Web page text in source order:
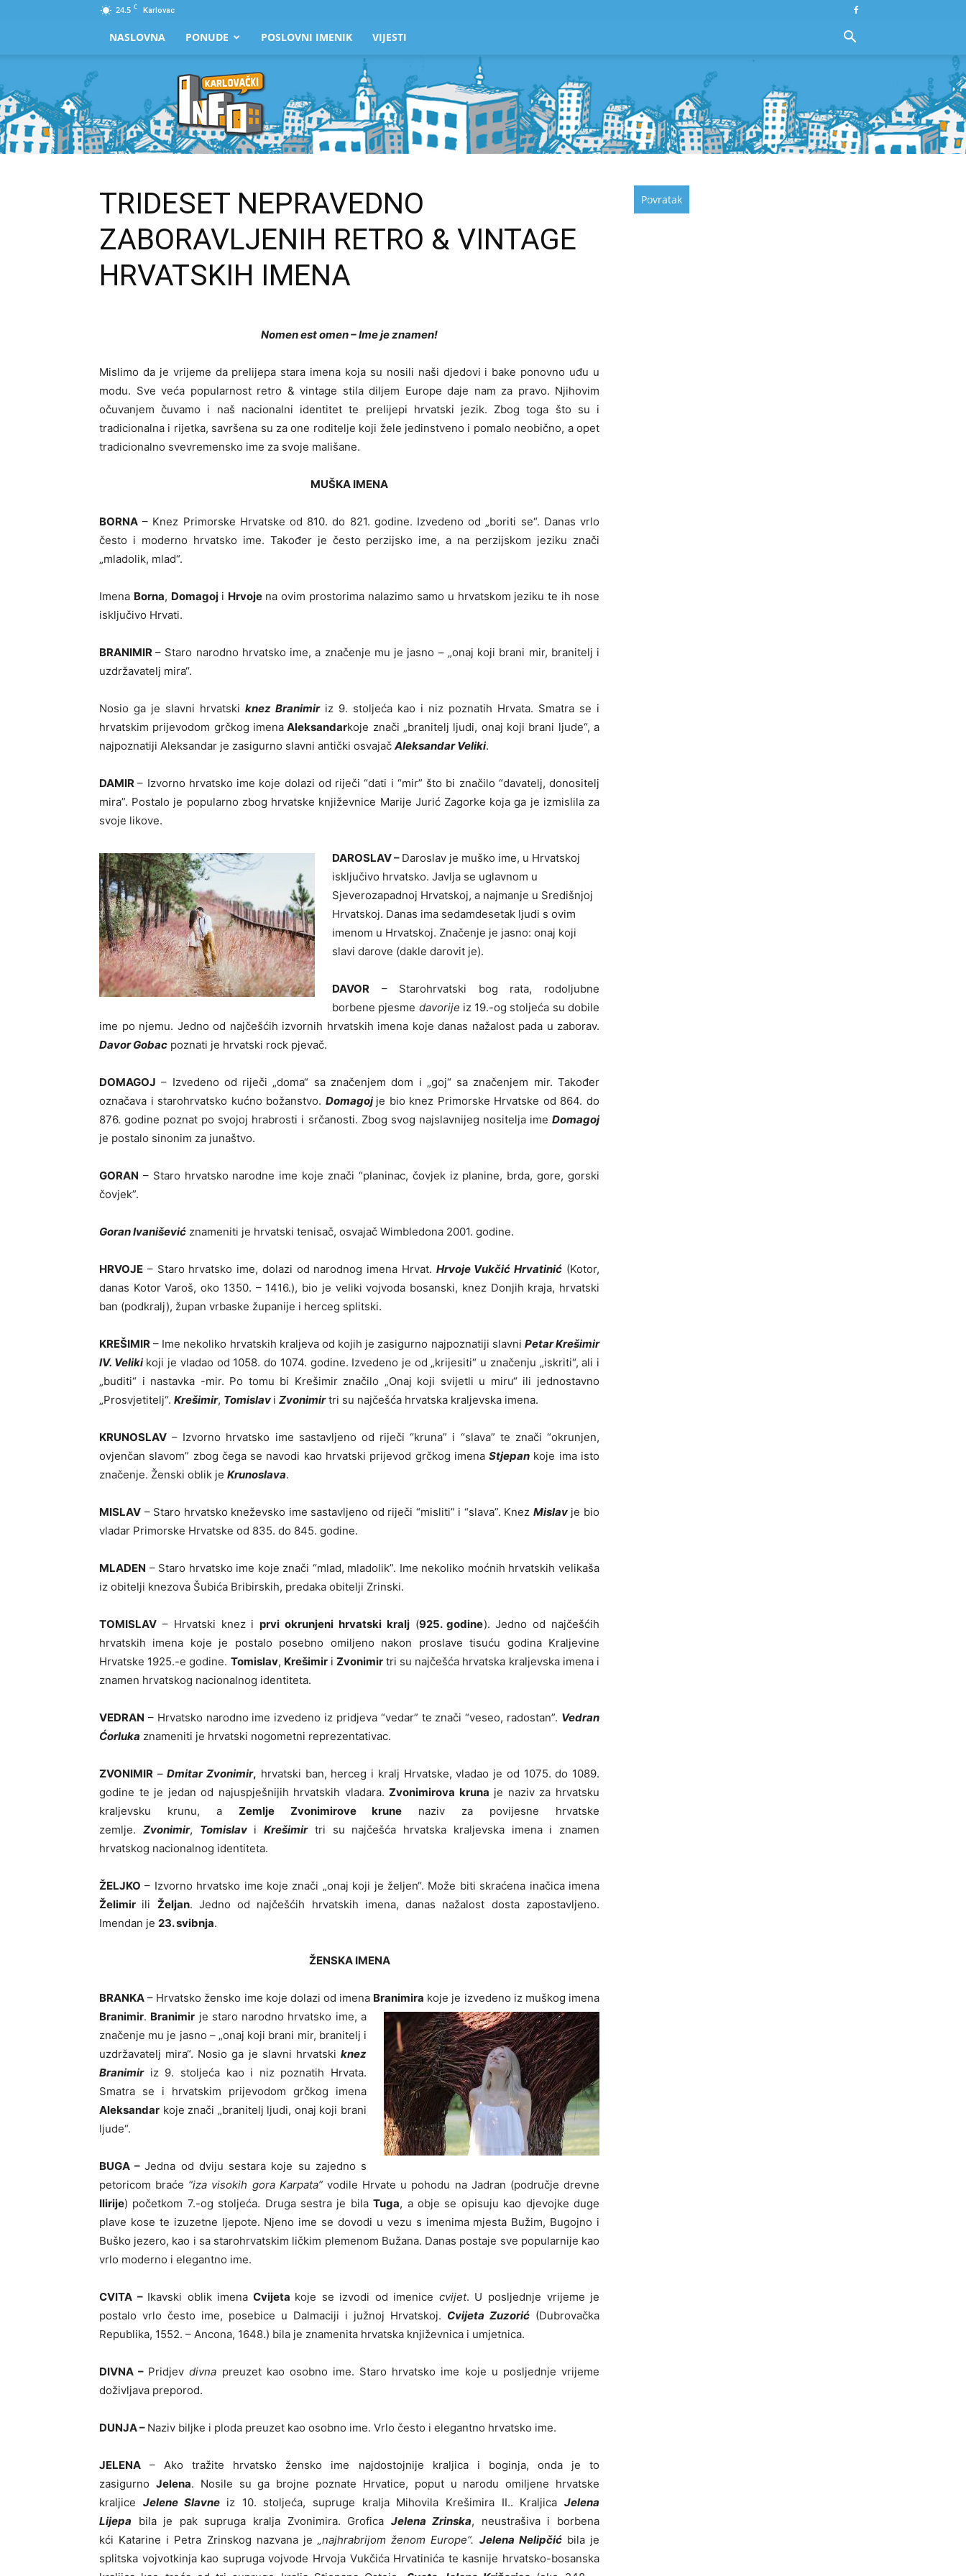
24.5 C Karlovac
NASLOVNA PONUDE POSLOVNI IMENIK VIJESTI
Karlovački
TRIDESET NEPRAVEDNO
ZABORAVLJENIH RETRO & VINTAGE
HRVATSKIH IMENA
Nomen est omen – Ime je znamen!
Mislimo da je vrijeme da prelijepa stara imena koja su nosili naši djedovi i bake ponovno uđu u
modu. Sve veća popularnost retro & vintage stila diljem Europe daje nam za pravo. Njihovim
očuvanjem čuvamo i naš nacionalni identitet te prelijepi hrvatski jezik. Zbog toga što su i
tradicionalna i rijetka, savršena su za one roditelje koji žele jedinstveno i pomalo neobično, a opet
tradicionalno svevremensko ime za svoje mališane.
MUŠKA IMENA
BORNA – Knez Primorske Hrvatske od 810. do 821. godine. Izvedeno od „boriti se“. Danas vrlo
često i moderno hrvatsko ime. Također je često perzijsko ime, a na perzijskom jeziku znači
„mladolik, mlad“.
Imena Borna, Domagoj i Hrvojena ovim prostorima nalazimo samo u hrvatskom jeziku te ih nose
isključivo Hrvati.
BRANIMIR– Staro narodno hrvatsko ime, a značenje mu je jasno – „onaj koji brani mir, branitelj i
uzdržavatelj mira“.
Nosio ga je slavni hrvatski knez Branimiriz 9. stoljeća kao i niz poznatih Hrvata. Smatra se i
hrvatskim prijevodom grčkog imena Aleksandarkoje znači „branitelj ljudi, onaj koji brani ljude“, a
najpoznatiji Aleksandar je zasigurno slavni antički osvajač Aleksandar Veliki.
DAMIR– Izvorno hrvatsko ime koje dolazi od riječi “dati i “mir” što bi značilo “davatelj, donositelj
mira”. Postalo je popularno zbog hrvatske književnice Marije Jurić Zagorke koja ga je izmislila za
svoje likove.
DAROSLAV – Daroslav je muško ime, u Hrvatskoj
isključivo hrvatsko. Javlja se uglavnom u
Sjeverozapadnoj Hrvatskoj, a najmanje u Središnjoj
Hrvatskoj. Danas ima sedamdesetak ljudi s ovim
imenom u Hrvatskoj. Značenje je jasno: onaj koji
slavi darove (dakle darovit je).
DAVOR – Starohrvatski bog rata, rodoljubne
borbene pjesme davorije iz 19.-og stoljeća su dobile
ime po njemu. Jedno od najčešćih izvornih hrvatskih imena koje danas nažalost pada u zaborav.
Davor Gobac poznati je hrvatski rock pjevač.
DOMAGOJ – Izvedeno od riječi „doma“ sa značenjem dom i „goj“ sa značenjem mir. Također
označava i starohrvatsko kućno božanstvo. Domagoj je bio knez Primorske Hrvatske od 864. do
876. godine poznat po svojoj hrabrosti i srčanosti. Zbog svog najslavnijeg nositelja ime Domagoj
je postalo sinonim za junaštvo.
GORAN – Staro hrvatsko narodne ime koje znači “planinac, čovjek iz planine, brda, gore, gorski
čovjek”.
Goran Ivanišević znameniti je hrvatski tenisač, osvajač Wimbledona 2001. godine.
HRVOJE – Staro hrvatsko ime, dolazi od narodnog imena Hrvat. Hrvoje Vukčić Hrvatinić (Kotor,
danas Kotor Varoš, oko 1350. – 1416.), bio je veliki vojvoda bosanski, knez Donjih kraja, hrvatski
ban (podkralj), župan vrbaske županije i herceg splitski.
KREŠIMIR – Ime nekoliko hrvatskih kraljeva od kojih je zasigurno najpoznatiji slavni Petar Krešimir
IV. Velikikoji je vladao od 1058. do 1074. godine. Izvedeno je od „krijesiti“ u značenju „iskriti“, ali i
„buditi“ i nastavka -mir. Po tomu bi Krešimir značilo „Onaj koji svijetli u miru“ ili jednostavno
„Prosvjetitelj“. Krešimir, Tomislav i Zvonimirtri su najčešća hrvatska kraljevska imena.
KRUNOSLAV – Izvorno hrvatsko ime sastavljeno od riječi “kruna” i “slava” te znači “okrunjen,
ovjenčan slavom” zbog čega se navodi kao hrvatski prijevod grčkog imenaStjepan koje ima isto
značenje. Ženski oblik je Krunoslava.
MISLAV – Staro hrvatsko kneževsko ime sastavljeno od riječi “misliti” i “slava”. Knez Mislavje bio
vladar Primorske Hrvatske od 835. do 845. godine.
MLADEN – Staro hrvatsko ime koje znači “mlad, mladolik”. Ime nekoliko moćnih hrvatskih velikaša
iz obitelji knezova Šubića Bribirskih, predaka obitelji Zrinski.
TOMISLAV – Hrvatski knez iprvi okrunjeni hrvatski kralj(925. godine). Jedno od najčešćih
hrvatskih imena koje je postalo posebno omiljeno nakon proslave tisuću godina Kraljevine
Hrvatske 1925.-e godine. Tomislav, KrešimiriZvonimir tri su najčešća hrvatska kraljevska imena i
znamen hrvatskog nacionalnog identiteta.
VEDRAN – Hrvatsko narodno ime izvedeno iz pridjeva “vedar” te znači “veseo, radostan”. Vedran
Ćorluka znameniti je hrvatski nogometni reprezentativac.
ZVONIMIR –Dmitar Zvonimir, hrvatski ban, herceg i kralj Hrvatske, vladao je od 1075. do 1089.
godine te je jedan od najuspješnijih hrvatskih vladara.Zvonimirova kruna je naziv za hrvatsku
kraljevsku krunu, a Zemlje Zvonimirove krune naziv za povijesne hrvatske
zemlje. Zvonimir, Tomislavi Krešimirtri su najčešća hrvatska kraljevska imena i znamen
hrvatskog nacionalnog identiteta.
ŽELJKO – Izvorno hrvatsko ime koje znači „onaj koji je željen“. Može biti skraćena inačica imena
Želimir ili Željan. Jedno od najčešćih hrvatskih imena, danas nažalost dosta zapostavljeno.
Imendan je 23. svibnja.
ŽENSKA IMENA
BRANKA – Hrvatsko žensko ime koje dolazi od imena Branimira koje je izvedeno iz muškog imena
Branimir. Branimir je staro narodno hrvatsko ime, a
značenje mu je jasno – „onaj koji brani mir, branitelj i
uzdržavatelj mira“. Nosio ga je slavni hrvatski knez
Branimiriz 9. stoljeća kao i niz poznatih Hrvata.
Smatra se i hrvatskim prijevodom grčkog imena
Aleksandar koje znači „branitelj ljudi, onaj koji brani
ljude“.
BUGA –Jedna od dviju sestara koje su zajedno s
petoricom braće “iza visokih gora Karpata”vodile Hrvate u pohodu na Jadran (područje drevne
Ilirije) početkom 7.-og stoljeća. Druga sestra je bilaTuga, a obje se opisuju kao djevojke duge
plave kose te izuzetne ljepote. Njeno ime se dovodi u vezu s imenima mjesta Bužim, Bugojno i
Buško jezero, kao i sa starohrvatskim ličkim plemenom Bužana. Danas postaje sve popularnije kao
vrlo moderno i elegantno ime.
CVITA – Ikavski oblik imena Cvijeta koje se izvodi od imenice cvijet. U posljednje vrijeme je
postalo vrlo često ime, posebice u Dalmaciji i južnoj Hrvatskoj. Cvijeta Zuzorić (Dubrovačka
Republika, 1552. – Ancona, 1648.) bila je znamenita hrvatska književnica i umjetnica.
DIVNA – Pridjevdivna preuzet kao osobno ime. Staro hrvatsko ime koje u posljednje vrijeme
doživljava preporod.
DUNJA – Naziv biljke i ploda preuzet kao osobno ime. Vrlo često i elegantno hrvatsko ime.
JELENA – Ako tražite hrvatsko žensko ime najdostojnije kraljica i boginja, onda je to
zasigurno Jelena. Nosile su ga brojne poznate Hrvatice, poput u narodu omiljene hrvatske
kraljice Jelene Slavne iz 10. stoljeća, supruge kralja Mihovila Krešimira II.. KraljicaJelena
Lijepa bila je pak supruga kralja Zvonimira. Grofica Jelena Zrinska, neustrašiva i borbena
kći Katarine i Petra Zrinskog nazvana je„najhrabrijom ženom Europe“. Jelena Nelipčićbila je
splitska vojvotkinja kao supruga vojvode Hrvoja Vukčića Hrvatinića te kasnije hrvatsko-bosanska